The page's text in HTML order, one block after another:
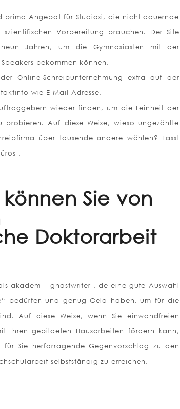
prima Angebot für Studiosi, die nicht dauernde
Vorbereitung brauchen. Der Site
Jahren, um die Gymnasiasten mit der
bekommen können.
Online-Schreibunternehmung extra auf der
wie E-Mail-Adresse.
wieder finden, um die Feinheit der
probieren. Auf diese Weise, wieso ungezählte
über tausende andere wählen? Lasst
.
Sie von
Doktorarbeit
akadem – ghostwriter . de eine gute Auswahl
bedürfen und genug Geld haben, um für die
Auf diese Weise, wenn Sie einwandfreien
Ihren gebildeten Hausarbeiten fördern kann,
Sie herforragende Gegenvorschlag zu den
selbstständig zu erreichen.